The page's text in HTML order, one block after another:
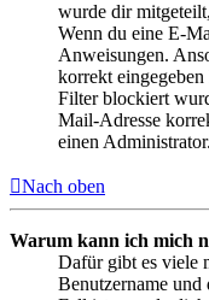
wurde dir
Wenn du eine E-
Anweisungen.
korrekt
Filter blockiert
Mail-Adresse
einen Administrator.
Nach oben
Warum kann ich mich
Dafür gibt es viele
Benutzername und